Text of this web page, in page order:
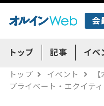
会
トップ 記事 イベ
トップ イベント
プライベート・エクイテ